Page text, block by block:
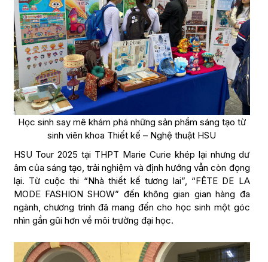
Học sinh say mê khám phá những sản phẩm sáng tạo từ
sinh viên khoa Thiết kế – Nghệ thuật HSU
HSU Tour 2025 tại THPT Marie Curie khép lại nhưng dư
âm của sáng tạo, trải nghiệm và định hướng vẫn còn đọng
lại. Từ cuộc thi “Nhà thiết kế tương lai”, “FÊTE DE LA
MODE FASHION SHOW” đến không gian gian hàng đa
ngành, chương trình đã mang đến cho học sinh một góc
nhìn gần gũi hơn về môi trường đại học.